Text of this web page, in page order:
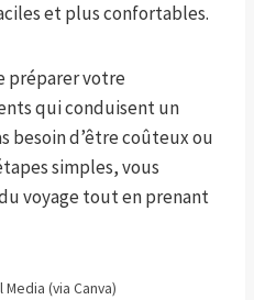
et plus confortables.
préparer votre
qui conduisent un
besoin d’être coûteux ou
simples, vous
voyage tout en prenant
(via Canva)